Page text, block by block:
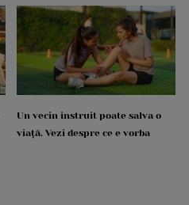
Un vecin instruit poate salva o
viață. Vezi despre ce e vorba